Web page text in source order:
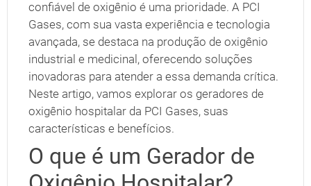
confiável de oxigênio é uma prioridade. A PCI
Gases, com sua vasta experiência e tecnologia
avançada, se destaca na produção de oxigênio
industrial e medicinal, oferecendo soluções
inovadoras para atender a essa demanda crítica.
Neste artigo, vamos explorar os geradores de
oxigênio hospitalar da PCI Gases, suas
características e benefícios.
O que é um Gerador de